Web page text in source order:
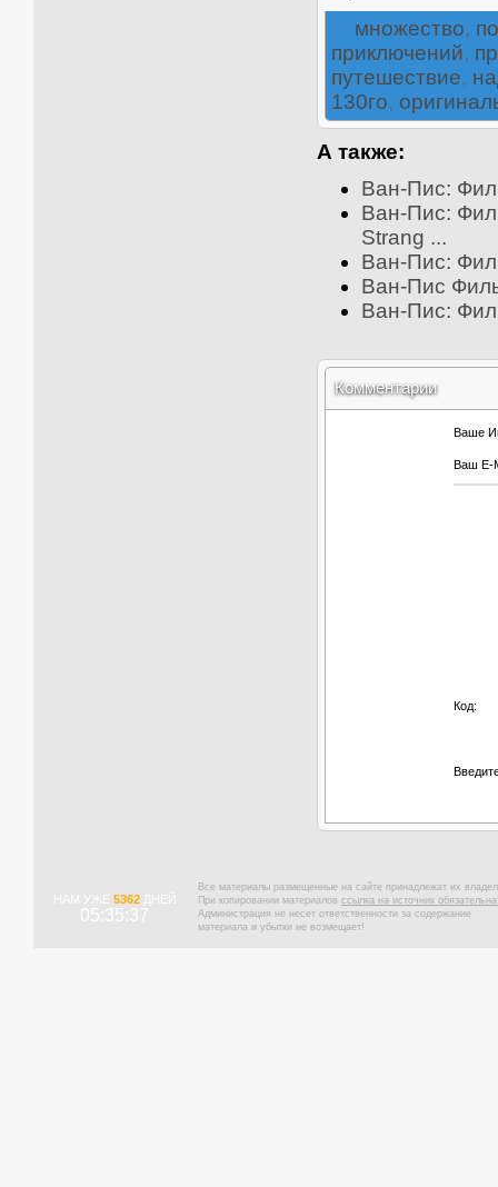
множество,
приключений,
путешествие,
130го,
А также:
Ван-Пис:
Ван-Пис:
Strang ...
Ван-Пис:
Ван-Пис
Ван-Пис:
Комментарии
Ваше
Ваш E-
Код:
НАМ УЖЕ 5362ДНЕЙ
05:35:38
Все материалы размещенные на сайте принадлежат их
При копировании материалов ссылка на источник
Администрация не несет ответственности за содержание
материала и убытки не возмещает!